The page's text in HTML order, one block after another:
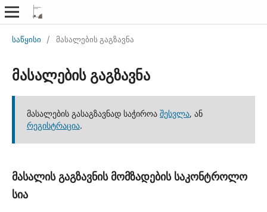
საწყისი / მასალების გაგზავნა
მასალების გაგზავნა
მასალების გასაგზავნად საჭიროა შესვლა, ან
რეგისტრაცია.
მასალის გაგზავნის მომზადების საკონტროლო
სია